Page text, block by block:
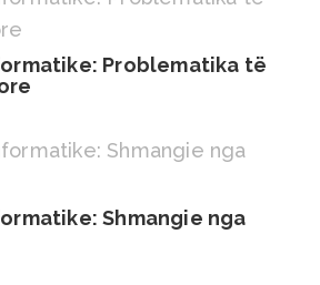
Problematika të
Shmangie nga